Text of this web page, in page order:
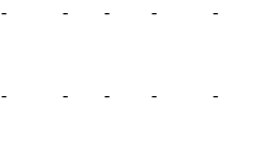
- - - - -
- - - - -